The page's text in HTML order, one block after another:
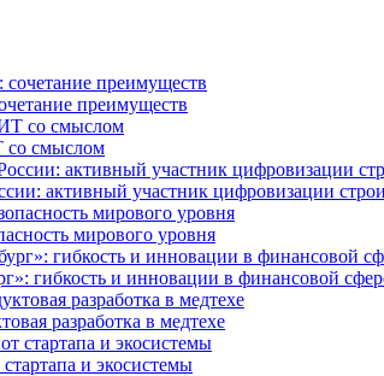
преимуществ
смыслом
активный участник цифровизации
мирового уровня
гибкость и инновации в финансовой
разработка в медтехе
и экосистемы